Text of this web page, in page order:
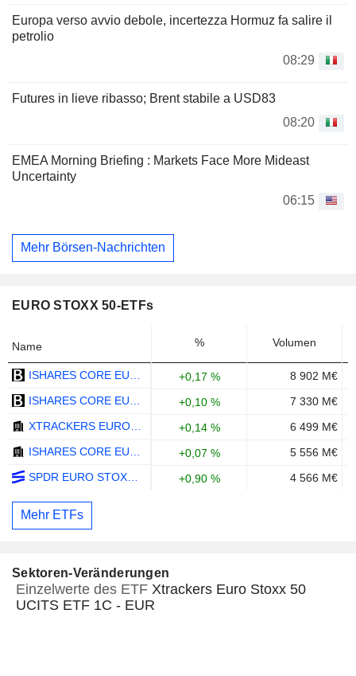
Europa verso avvio debole, incertezza Hormuz fa salire il
petrolio
08:29
Futures in lieve ribasso; Brent stabile a USD83
08:20
EMEA Morning Briefing : Markets Face More Mideast
Uncertainty
06:15
Mehr Börsen-Nachrichten
EURO STOXX 50-ETFs
Name % Volumen
+0,17 %
8 902 M€
+0,10 %
7 330 M€
+0,14 %
6 499 M€
+0,07 %
5 556 M€
+0,90 % 4 566 M€
Mehr ETFs
Sektoren-Veränderungen
Einzelwerte des ETF Xtrackers Euro Stoxx 50
UCITS ETF 1C - EUR